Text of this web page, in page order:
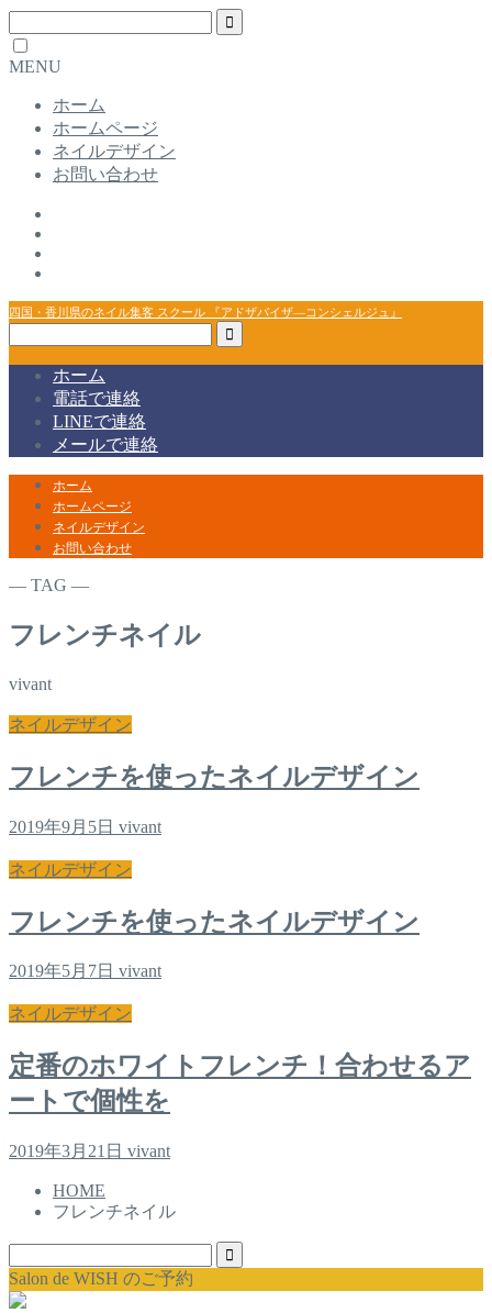
MENU
ホーム
ホームページ
ネイルデザイン
お問い合わせ
四国・香川県のネイル集客 スクール 『アドザバイザ―コンシェルジュ』
ホーム
電話で連絡
LINEで連絡
メールで連絡
ホーム
ホームページ
ネイルデザイン
お問い合わせ
― TAG ―
フレンチネイル
vivant
ネイルデザイン
フレンチを使ったネイルデザイン
2019年9月5日 vivant
ネイルデザイン
フレンチを使ったネイルデザイン
2019年5月7日 vivant
ネイルデザイン
定番のホワイトフレンチ！合わせるア
ートで個性を
2019年3月21日 vivant
HOME
フレンチネイル
Salon de WISH のご予約